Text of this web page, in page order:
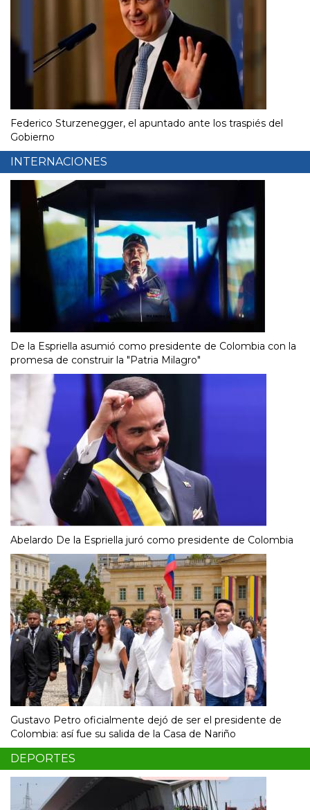
Federico Sturzenegger, el apuntado ante los traspiés del
Gobierno
INTERNACIONES
De la Espriella asumió como presidente de Colombia con la
promesa de construir la "Patria Milagro"
Abelardo De la Espriella juró como presidente de Colombia
Gustavo Petro oficialmente dejó de ser el presidente de
Colombia: así fue su salida de la Casa de Nariño
DEPORTES